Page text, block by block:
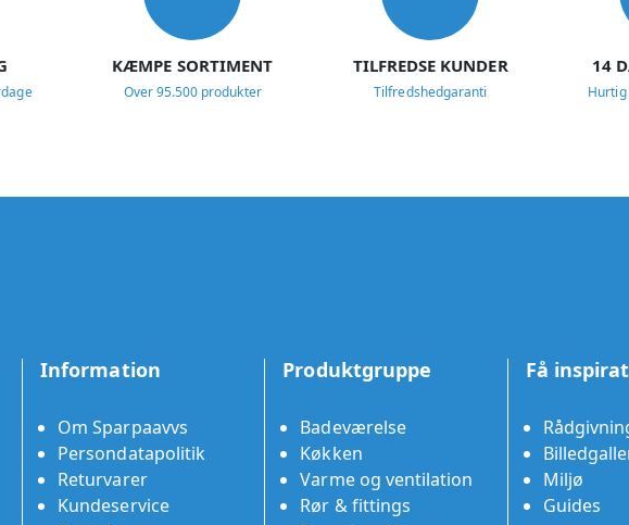
KÆMPE SORTIMENT
Over 95.500 produkter
TILFREDSE KUNDER
Tilfredshedgaranti
14
Information
Om Sparpaavvs
Persondatapolitik
Returvarer
Kundeservice
Produktgruppe
Badeværelse
Køkken
Varme og ventilation
Rør & fittings
Få
Miljø
Guides